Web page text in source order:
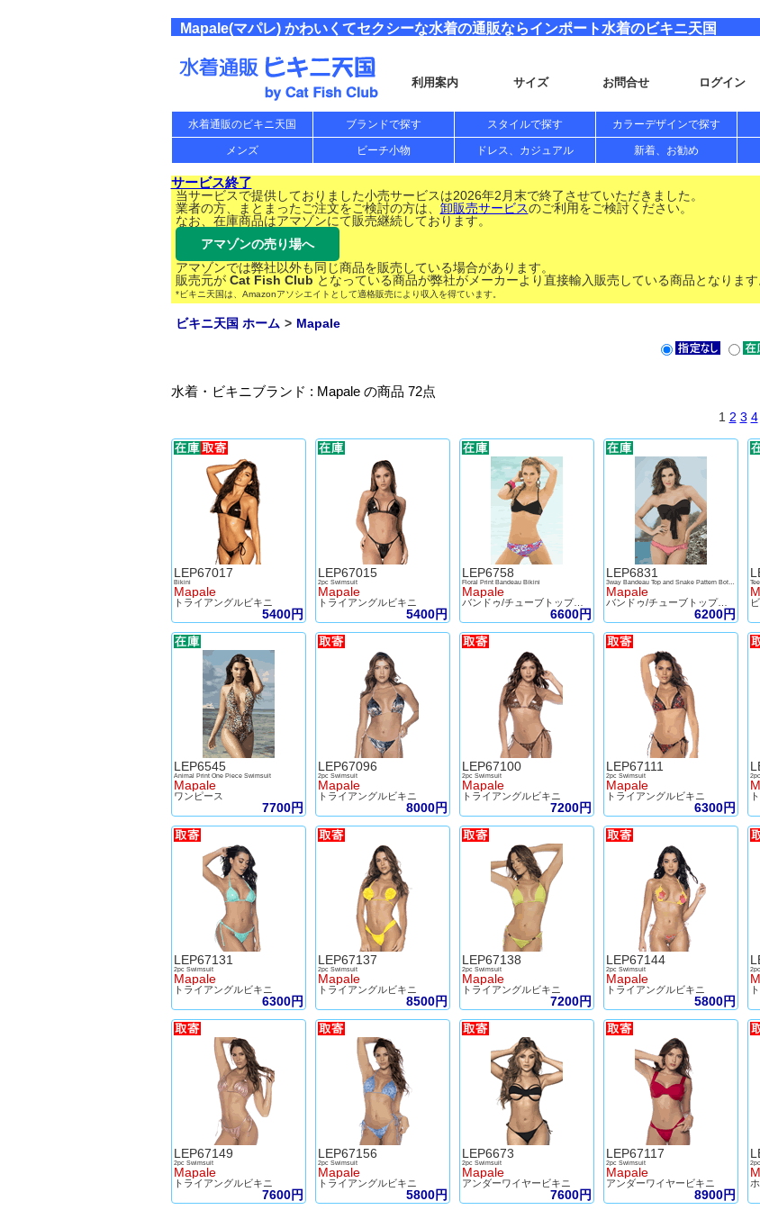
Mapale(マパレ) かわいくてセクシーな水着の通販ならインポート水着のビキニ天国
利用案内 サイズ お問合せ ログイン
水着通販のビキニ天国 ブランドで探す スタイルで探す カラーデザインで探す
メンズ ビーチ小物 ドレス、カジュアル 新着、お勧め
サービス終了
当サービスで提供しておりました小売サービスは2026年2月末で終了させていただきました。
業者の方、まとまったご注文をご検討の方は、 卸販売サービスのご利用をご検討ください。
なお、在庫商品はアマゾンにて販売継続しております。
アマゾンの売り場へ
アマゾンでは弊社以外も同じ商品を販売している場合があります。
販売元が Cat Fish Club となっている商品が弊社がメーカーより直接輸入販売している商品となります
*ビキニ天国は、Amazonアソシエイトとして適格販売により収入を得ています。
ビキニ天国 ホーム Mapale
水着・ビキニブランド : Mapale の商品 72点
1 2 3 4
LEP67017
Bikini
Mapale
トライアングルビキニ
5400円
LEP67015
2pc Swimsuit
Mapale
トライアングルビキニ
5400円
LEP6758
Floral Print Bandeau Bikini
Mapale
バンドゥ/チューブトップビキニ
6600円
LEP6831
3way Bandeau Top and Snake Pattern Bottom
Mapale
バンドゥ/チューブトップビキニ
6200円
LEP6545
Animal Print One Piece Swimsuit
Mapale
ワンピース
7700円
LEP67096
2pc Swimsuit
Mapale
トライアングルビキニ
8000円
LEP67100
2pc Swimsuit
Mapale
トライアングルビキニ
7200円
LEP67111
2pc Swimsuit
Mapale
トライアングルビキニ
6300円
LEP67131
2pc Swimsuit
Mapale
トライアングルビキニ
6300円
LEP67137
2pc Swimsuit
Mapale
トライアングルビキニ
8500円
LEP67138
2pc Swimsuit
Mapale
トライアングルビキニ
7200円
LEP67144
2pc Swimsuit
Mapale
トライアングルビキニ
5800円
LEP67149
2pc Swimsuit
Mapale
トライアングルビキニ
7600円
LEP67156
2pc Swimsuit
Mapale
トライアングルビキニ
5800円
LEP6673
2pc Swimsuit
Mapale
アンダーワイヤービキニ
7600円
LEP67117
2pc Swimsuit
Mapale
アンダーワイヤービキニ
8900円